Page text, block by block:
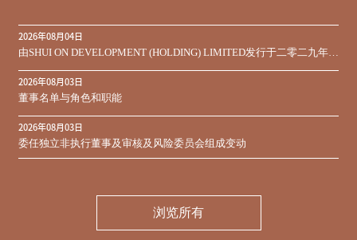
2026年08月04日
由SHUI ON DEVELOPMENT (HOLDING) LIMITED发行于二零二九年到
期之450,000,000美元9.75%优先票据之同意征求于届满期限前收到的
同意结果
2026年08月03日
董事名单与角色和职能
2026年08月03日
委任独立非执行董事及审核及风险委员会组成变动
浏览所有